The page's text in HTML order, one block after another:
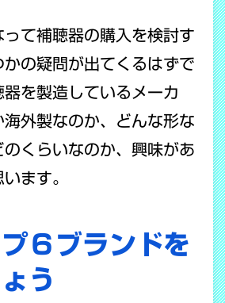
って補聴器の購入を検討す
の疑問が出てくるはずで
を製造しているメーカ
外製なのか、どんな形な
くらいなのか、興味があ
ます。
６ブランドを
う